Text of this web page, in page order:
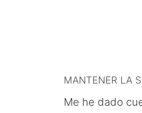
MANTENER LA
Me he dado